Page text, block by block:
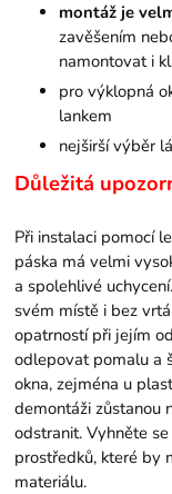
montáž je
zavěšením
namontovat i
pro výklopná
lankem
nejširší výběr
Důležitá
Při instalaci pomocí
páska má velmi
a spolehlivé
svém místě i bez
opatrností při jejím
odlepovat pomalu a
okna, zejména u
demontáži zůstanou
odstranit. Vyhněte
prostředků, které by
materiálu.